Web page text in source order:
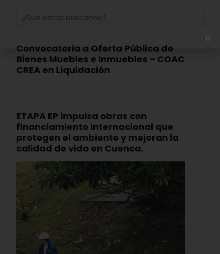
Convocatoria a Oferta Pública de
Bienes Muebles e Inmuebles – COAC
CREA en Liquidación
ETAPA EP impulsa obras con
financiamiento internacional que
protegen el ambiente y mejoran la
calidad de vida en Cuenca.